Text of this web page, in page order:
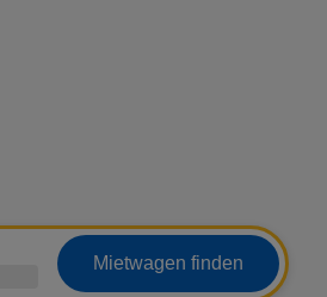
Mietwagen finden